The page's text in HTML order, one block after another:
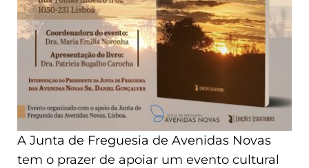
A Junta de Freguesia de Avenidas Novas
tem o prazer de apoiar um evento cultural